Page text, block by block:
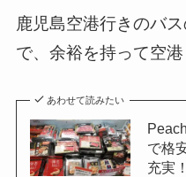
鹿児島空港行きのバ
で、余裕を持って空
あわせて読みたい
で格
充実！